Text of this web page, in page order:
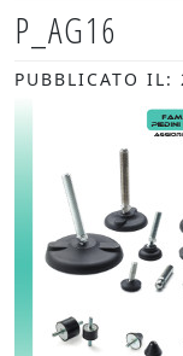
P_AG16
PUBBLICATO IL: